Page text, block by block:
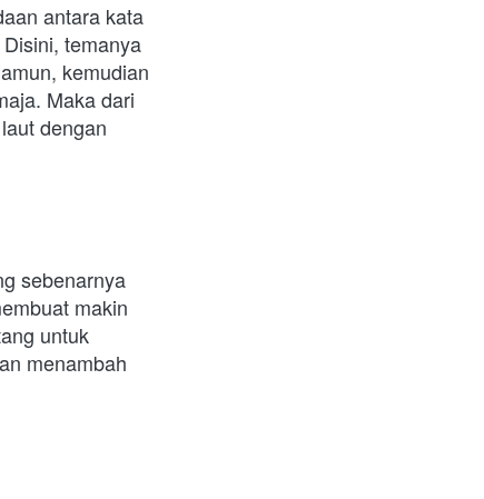
antara kata
temanya
kemudian
Maka dari
dengan
sebenarnya
makin
untuk
menambah